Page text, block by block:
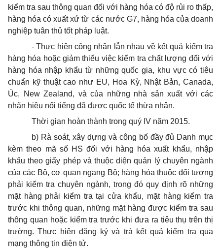
kiểm tra sau thông quan đối với hàng hóa có độ rủi ro thấp,
hàng hóa có xuất xứ từ các nước G7, hàng hóa của doanh
nghiệp tuân thủ tốt pháp luật.
- Thực hiện công nhận lẫn nhau về kết quả kiểm tra
hàng hóa hoặc giảm thiểu việc kiểm tra chất lượng đối với
hàng hóa nhập khẩu từ những quốc gia, khu vực có tiêu
chuẩn kỹ thuật cao như EU, Hoa Kỳ, Nhật Bản, Canada,
Úc, New Zealand, và của những nhà sản xuất với các
nhãn hiệu nổi tiếng đã được quốc tế thừa nhận.
Thời gian hoàn thành trong quý IV năm 2015.
b) Rà soát, xây dựng và công bố đầy đủ Danh mục
kèm theo mã số HS đối với hàng hóa xuất khẩu, nhập
khẩu theo giấy phép và thuộc diện quản lý chuyên ngành
của các Bộ, cơ quan ngang Bộ; hàng hóa thuộc đối tượng
phải kiểm tra chuyên ngành, trong đó quy định rõ những
mặt hàng phải kiểm tra tại cửa khẩu, mặt hàng kiểm tra
trước khi thông quan, những mặt hàng được kiểm tra sau
thông quan hoặc kiểm tra trước khi đưa ra tiêu thụ trên thị
trường. Thực hiện đăng ký và trả kết quả kiểm tra qua
mạng thông tin điện tử.